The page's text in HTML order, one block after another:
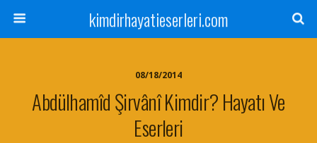
kimdirhayatieserleri.com
08/18/2014
Abdülhamîd Şirvânî Kimdir? Hayatı Ve
Eserleri